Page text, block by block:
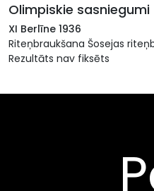
Olimpiskie sasniegumi
XI Berlīne 1936
Riteņbraukšana Šosejas
Rezultāts nav fiksēts